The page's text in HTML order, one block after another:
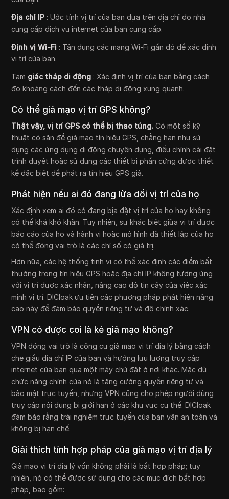
Địa chỉ IP : Ước tính vị trí của bạn dựa trên địa chỉ do nhà
cung cấp dịch vụ internet của bạn cung cấp.
Định vị Wi-Fi : Tận dụng các mạng Wi-Fi gần đó để xác định
vị trí của bạn.
Tam giác tháp di động : Xác định vị trí của bạn bằng cách
đo khoảng cách đến các tháp di động xung quanh.
Có thể giả mạo vị trí GPS không?
Thật vậy, vị trí GPS có thể bị thao túng.Có một số kỹ
thuật có sẵn để giả mạo tín hiệu GPS, chẳng hạn như sử
dụng các ứng dụng di động chuyên dụng, điều chỉnh cài đặt
trình duyệt hoặc sử dụng các thiết bị phần cứng được thiết
kế đặc biệt để phát ra tín hiệu GPS giả.
Phát hiện nếu ai đó đang lừa dối vị trí của họ
Xác định xem ai đó có đang bịa đặt vị trí của họ hay không
có thể khá khó khăn. Tuy nhiên, sự khác biệt giữa vị trí được
báo cáo của họ và hành vi hoặc mô hình đã thiết lập của họ
có thể đóng vai trò là các chỉ số có giá trị.
Hơn nữa, các hệ thống tinh vi có thể xác định các điểm bất
thường trong tín hiệu GPS hoặc địa chỉ IP không tương ứng
với vị trí được xác nhận, nâng cao độ tin cậy của việc xác
minh vị trí. DICloak ưu tiên các phương pháp phát hiện nâng
cao này để đảm bảo quyền riêng tư và độ chính xác.
VPN có được coi là kẻ giả mạo không?
VPN đóng vai trò là công cụ giả mạo vị trí địa lý bằng cách
che giấu địa chỉ IP của bạn và hướng lưu lượng truy cập
internet của bạn qua một máy chủ đặt ở nơi khác. Mặc dù
chức năng chính của nó là tăng cường quyền riêng tư và
bảo mật trực tuyến, nhưng VPN cũng cho phép người dùng
truy cập nội dung bị giới hạn ở các khu vực cụ thể. DICloak
đảm bảo rằng trải nghiệm trực tuyến của bạn vẫn an toàn và
không bị hạn chế.
Giải thích tính hợp pháp của giả mạo vị trí địa lý
Giả mạo vị trí địa lý vốn không phải là bất hợp pháp; tuy
nhiên, nó có thể được sử dụng cho các mục đích bất hợp
pháp, bao gồm: